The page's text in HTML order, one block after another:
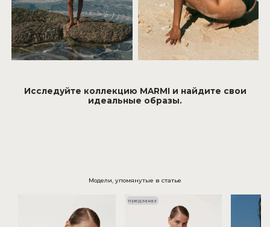
Исследуйте коллекцию MARMI и найдите свои
идеальные образы.
Модели, упомянутые в статье
предзаказ